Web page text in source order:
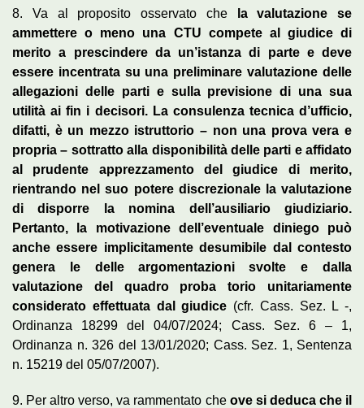
8. Va al proposito osservato chela valutazione se
ammettere o meno una CTU compete al giudice di
merito a prescindere da un’istanza di parte e deve
essere incentrata su una preliminare valutazione delle
allegazioni delle parti e sulla previsione di una sua
utilità ai fin i decisori. La consulenza tecnica d’ufficio,
difatti, è un mezzo istruttorio – non una prova vera e
propria – sottratto alla disponibilità delle parti e affidato
al prudente apprezzamento del giudice di merito,
rientrando nel suo potere discrezionale la valutazione
di disporre la nomina dell’ausiliario giudiziario.
Pertanto, la motivazione dell’eventuale diniego può
anche essere implicitamente desumibile dal contesto
genera le delle argomentazioni svolte e dalla
valutazione del quadro proba torio unitariamente
considerato effettuata dal giudice (cfr. Cass. Sez. L -,
Ordinanza 18299 del 04/07/2024; Cass. Sez. 6 – 1,
Ordinanza n. 326 del 13/01/2020; Cass. Sez. 1, Sentenza
n. 15219 del 05/07/2007).
9. Per altro verso, va rammentato che ove si deduca che il